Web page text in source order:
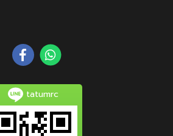
tatumrc